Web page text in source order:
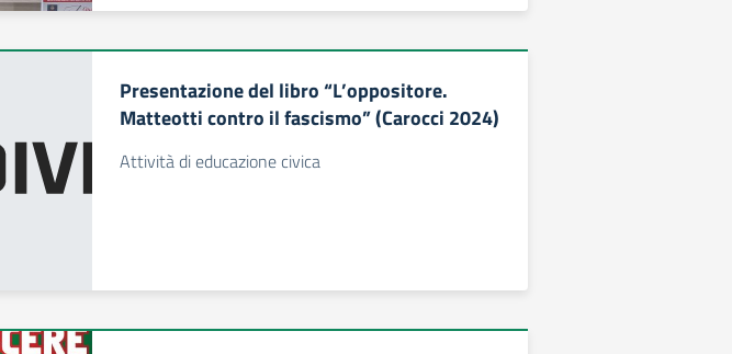
Presentazione del libro “L’oppositore.
Matteotti contro il fascismo” (Carocci 2024)
Attività di educazione civica